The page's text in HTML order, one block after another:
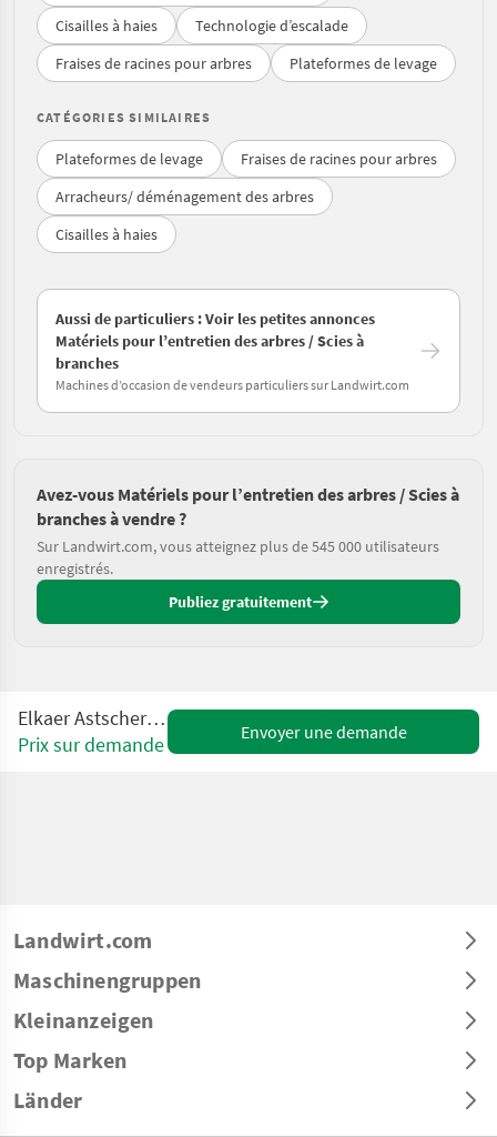
Cisailles à haies
Technologie d’escalade
Fraises de racines pour arbres
Plateformes de levage
CATÉGORIES SIMILAIRES
Plateformes de levage
Fraises de racines pour arbres
Arracheurs/ déménagement des arbres
Cisailles à haies
Aussi de particuliers : Voir les petites annonces
Matériels pour l’entretien des arbres / Scies à
branches
Machines d’occasion de vendeurs particuliers sur Landwirt.com
Avez-vous Matériels pour l’entretien des arbres / Scies à
branches à vendre ?
Sur Landwirt.com, vous atteignez plus de 545 000 utilisateurs
enregistrés.
Publiez gratuitement
Elkaer Astschere HK 1500-5
Prix sur demande
Envoyer une demande
Landwirt.com
Maschinengruppen
Kleinanzeigen
Top Marken
Länder